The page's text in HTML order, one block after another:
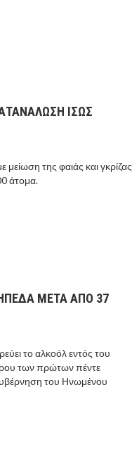
ΙΣΩΣ
της φαιάς και γκρίζας
άτομα.
ΜΕΤΑ ΑΠΟ 37
το αλκοόλ εντός του
των πρώτων πέντε
του Ηνωμένου